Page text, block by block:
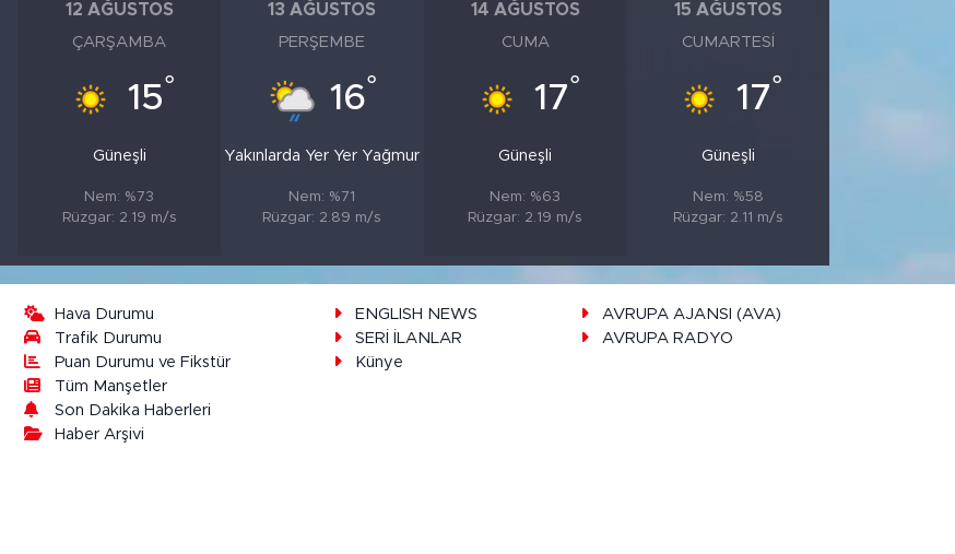
12 AĞUSTOS
ÇARŞAMBA
15°
Güneşli
Nem: %73
Rüzgar: 2.19 m/s
13 AĞUSTOS
PERŞEMBE
16°
Yakınlarda Yer Yer Yağmur
Nem: %71
Rüzgar: 2.89 m/s
14 AĞUSTOS
CUMA
17°
Güneşli
Nem: %63
Rüzgar: 2.19 m/s
15 AĞUSTOS
CUMARTESI
17°
Güneşli
Nem: %58
Rüzgar: 2.11 m/s
Hava Durumu
Trafik Durumu
Puan Durumu ve Fikstür
Tüm Manşetler
Son Dakika Haberleri
Haber Arşivi
ENGLISH NEWS
AVRUPA AJANSI (AVA)
SERİ İLANLAR
AVRUPA RADYO
Künye